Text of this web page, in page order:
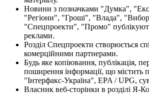
Новини з позначками "Думка",
"Регіони", "Гроші", "Влада",
"Спецпроекти", "Промо"
реклами.
Розділ Спецпроекти створюється
комерційними партнерами.
Будь яке копіювання, публікація,
поширення інформації, що містить
"Інтерфакс-Україна", EPA / UPG,
Власник веб-сторінки в розділі Я-